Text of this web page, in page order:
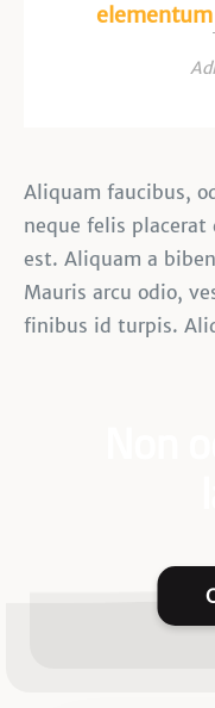
Aliquam faucibus,
neque felis
est. Aliquam a
Mauris arcu odio,
finibus id turpis.